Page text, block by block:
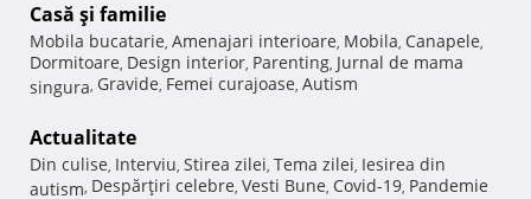
Casă şi familie
Mobila bucatarie, Amenajari interioare, Mobila, Canapele,
Dormitoare, Design interior, Parenting, Jurnal de mama
singura, Gravide, Femei curajoase, Autism
Actualitate
Din culise, Interviu, Stirea zilei, Tema zilei, Iesirea din
autism, Despărţiri celebre, Vesti Bune, Covid-19, Pandemie